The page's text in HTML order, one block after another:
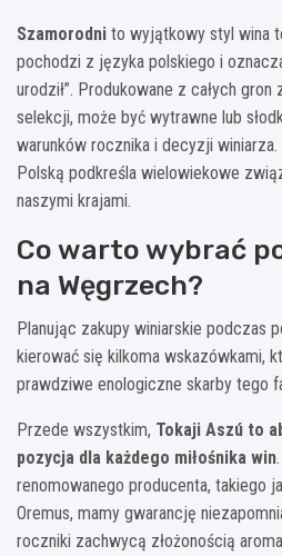
Szamorodni to wyjątkowy styl wina
pochodzi z języka polskiego i
urodził”. Produkowane z całych
selekcji, może być wytrawne lub
warunków rocznika i decyzji
Polską podkreśla wielowiekowe
naszymi krajami.
Co warto wybrać
na Węgrzech?
Planując zakupy winiarskie podczas
kierować się kilkoma wskazówkami,
prawdziwe enologiczne skarby tego
Przede wszystkim, Tokaji Aszú to
pozycja dla każdego miłośnika win
renomowanego producenta, takiego
Oremus, mamy gwarancję
roczniki zachwycą złożonością